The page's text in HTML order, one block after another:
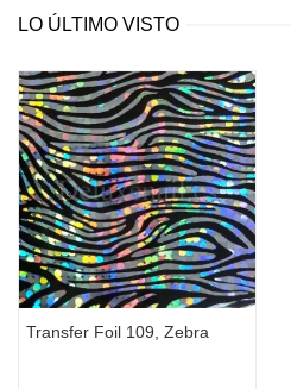
con pegajosidad.
LO ÚLTIMO VISTO
Transfer Foil 109, Zebra